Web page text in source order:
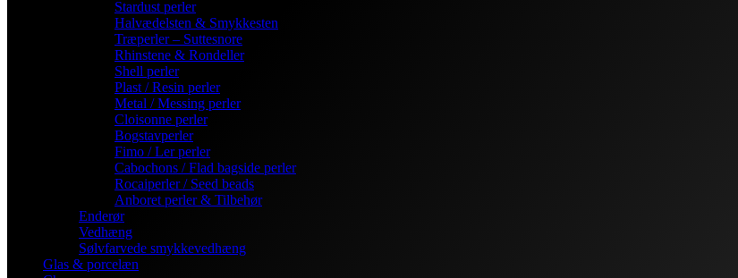
Stardust perler
Halvædelsten & Smykkesten
Træperler – Suttesnore
Rhinstene & Rondeller
Shell perler
Plast / Resin perler
Metal / Messing perler
Cloisonne perler
Bogstavperler
Fimo / Ler perler
Cabochons / Flad bagside perler
Rocaiperler / Seed beads
Anboret perler & Tilbehør
Enderør
Vedhæng
Sølvfarvede smykkevedhæng
Glas & porcelæn